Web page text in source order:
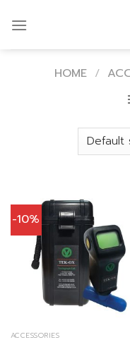
HOME /
-10%
ACCESSORIES